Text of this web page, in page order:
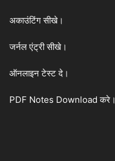
अकाउंटिंग सीखे।
जर्नल एंट्री सीखे।
ऑनलाइन टेस्ट दे।
PDF Notes Download करे।